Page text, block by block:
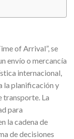
of Arrival”, se
envío o mercancía
internacional,
la planificación y
transporte. La
para
la cadena de
de decisiones